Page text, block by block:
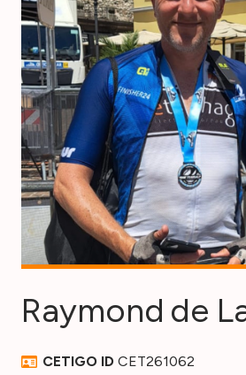
Raymond de
CETIGO IDCET261062